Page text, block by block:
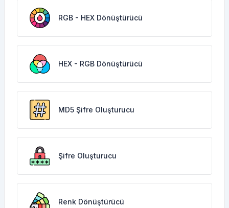
RGB - HEX Dönüştürücü
HEX - RGB Dönüştürücü
MD5 Şifre Oluşturucu
Şifre Oluşturucu
Renk Dönüştürücü